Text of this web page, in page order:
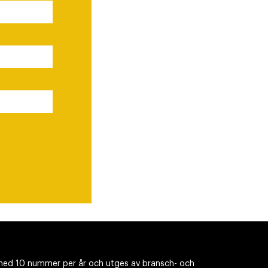
10 nummer per år och utges av bransch- och